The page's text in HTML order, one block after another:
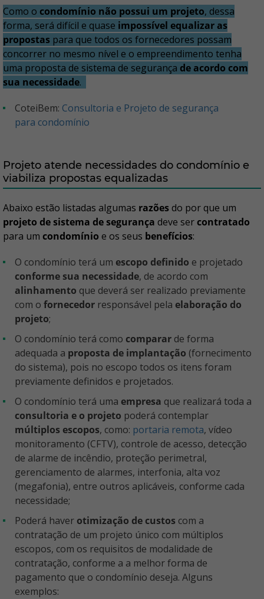
Como o condomínio não possui um projeto, dessa
forma, será difícil e quase impossível equalizar as
propostas para que todos os fornecedores possam
concorrer no mesmo nível e o empreendimento tenha
uma proposta de sistema de segurança de acordo com
sua necessidade.
CoteiBem: Consultoria e Projeto de segurança
para condomínio
Projeto atende necessidades do condomínio e
viabiliza propostas equalizadas
Abaixo estão listadas algumas razõesdo por que um
projeto de sistema de segurança deve sercontratado
para um condomínio e os seus benefícios:
O condomínio terá um escopo definido e projetado
conforme sua necessidade, de acordo com
alinhamento que deverá ser realizado previamente
com o fornecedor responsável pela elaboração do
projeto;
O condomínio terá como comparar de forma
adequada a proposta de implantação (fornecimento
do sistema), pois no escopo todos os itens foram
previamente definidos e projetados.
O condomínio terá uma empresa que realizará toda a
consultoria e o projeto poderá contemplar
múltiplos escopos, como: portaria remota, vídeo
monitoramento (CFTV), controle de acesso, detecção
de alarme de incêndio, proteção perimetral,
gerenciamento de alarmes, interfonia, alta voz
(megafonia), entre outros aplicáveis, conforme cada
necessidade;
Poderá haver otimização de custos com a
contratação de um projeto único com múltiplos
escopos, com os requisitos de modalidade de
contratação, conforme a a melhor forma de
pagamento que o condomínio deseja. Alguns
exemplos: